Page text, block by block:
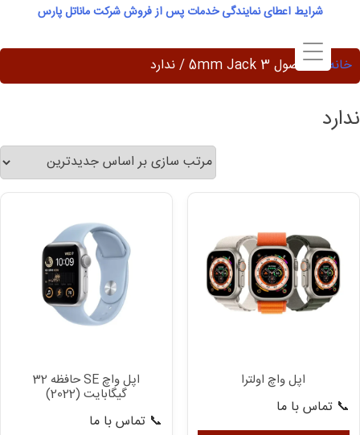
content
شرایط اعطای نمایندگی خدمات پس از فروش شرکت ماناتل پارس
خانه/ محصول 3 5mm Jack / ندارد
ندارد
اپل واچ اولترا
📞 تماس با ما
اپل واچ SE حافظه 32
گیگابایت (2022)
📞 تماس با ما